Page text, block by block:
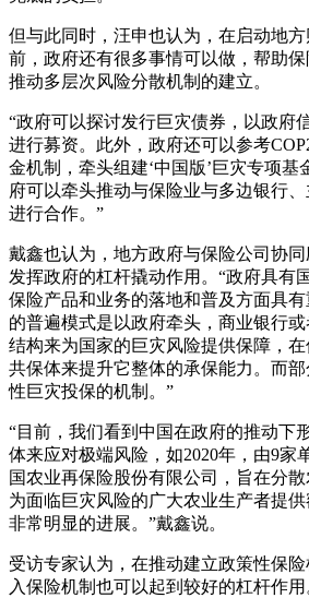
但与此同时，汪申也认为，在启动地
前，政府还有很多事情可以做，帮助保
推动多层次风险分散机制的建立。
“政府可以探讨发行巨灾债券，以政府
进行募资。此外，政府还可以参考
金机制，牵头组建‘中国版’巨灾专项基
府可以牵头推动与保险业与多边银行
进行合作。”
戴鑫也认为，地方政府与保险公司协
发挥政府的杠杆撬动作用。“政府具有
保险产品和业务的落地和普及方面具
的普遍模式是以政府牵头，商业银行
结构来为国家的巨灾风险提供保障，
共保体来提升它整体的承保能力。而
性巨灾投保的机制。”
“目前，我们看到中国在政府的推动下
体来应对极端风险，如2020年，由9家
国农业再保险股份有限公司，旨在分散
为面临巨灾风险的广大农业生产者提
非常明显的进展。”戴鑫说。
受访专家认为，在推动建立政策性保险
入保险机制也可以起到较好的杠杆作